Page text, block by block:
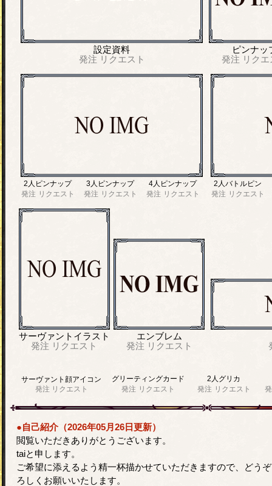
設定資料
発注 リクエスト
ピンナッ
発注 リク
2人ピンナップ
発注 リクエスト
3人ピンナップ
発注 リクエスト
4人ピンナップ
発注 リクエスト
2人バトルピン
発注 リクエスト
サーヴァントイラスト
発注 リクエスト
エンブレム
発注 リクエスト
サーヴァント顔アイコン
発注 リクエスト
グリーティングカード
発注 リクエスト
2人グリカ
発注 リクエスト
●自己紹介（2026年05月26日更新）
閲覧いただきありがとうございます。
taiと申します。
ご希望に添えるよう精一杯描かせていただきますので、どう
ろしくお願いいたします。